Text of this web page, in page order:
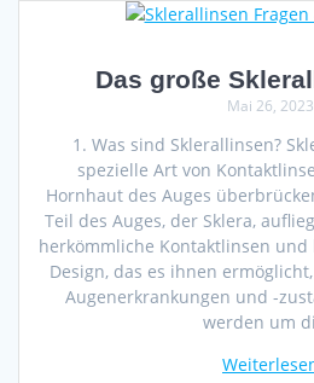
Das große
Mai 26, 2023
1. Was sind Sklerallinsen?
spezielle Art von
Hornhaut des Auges
Teil des Auges, der Sklera,
herkömmliche Kontaktlinsen
Design, das es ihnen
Augenerkrankungen und -
werden um